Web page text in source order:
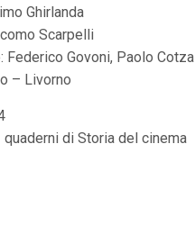
Ghirlanda
Scarpelli
Federico Govoni, Paolo Cotza
– Livorno
quaderni di Storia del cinema